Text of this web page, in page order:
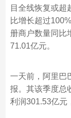
目全线恢复或超
比增长超过
册商户数量同比
71.01亿元。
一天前，阿里巴
报。其该季度总
利润301.53亿元